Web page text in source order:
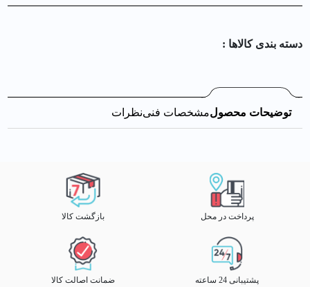
دسته بندی کالا‌ها :
توضیحات محصولمشخصات فنینظرات
پرداخت در محل بازگشت کالا
پشتیبانی 24 ساعته ضمانت اصالت کالا